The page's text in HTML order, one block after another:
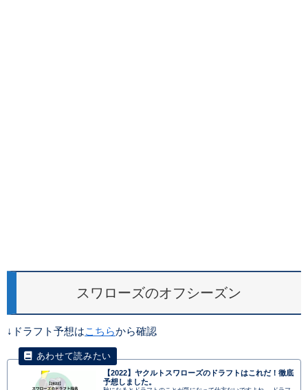
スワローズのオフシーズン
↓ドラフト予想はこちらから確認
【2022】ヤクルトスワローズのドラフトはこれだ！徹底
予想しました。